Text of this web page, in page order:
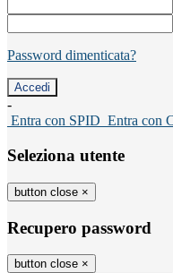
Password dimenticata?
-
Entra con SPID Entra con
Seleziona utente
button close ×
Recupero password
button close ×